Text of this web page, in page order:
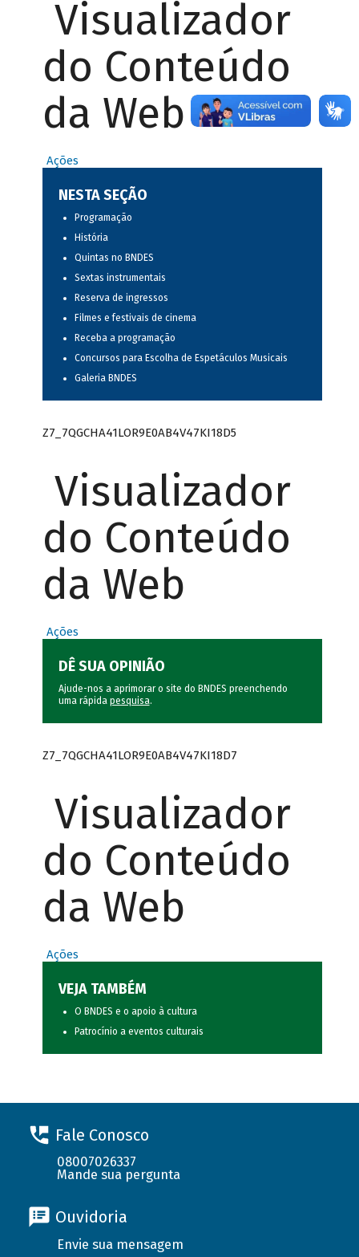
Visualizador
do Conteúdo
da Web
Ações
NESTA SEÇÃO
Programação
História
Quintas no BNDES
Sextas instrumentais
Reserva de ingressos
Filmes e festivais de cinema
Receba a programação
Concursos para Escolha de Espetáculos Musicais
Galeria BNDES
Z7_7QGCHA41LOR9E0AB4V47KI18D5
Visualizador
do Conteúdo
da Web
Ações
DÊ SUA OPINIÃO
Ajude-nos a aprimorar o site do BNDES preenchendo
uma rápida pesquisa.
Z7_7QGCHA41LOR9E0AB4V47KI18D7
Visualizador
do Conteúdo
da Web
Ações
VEJA TAMBÉM
O BNDES e o apoio à cultura
Patrocínio a eventos culturais
Fale Conosco
08007026337
Mande sua pergunta
Ouvidoria
Envie sua mensagem